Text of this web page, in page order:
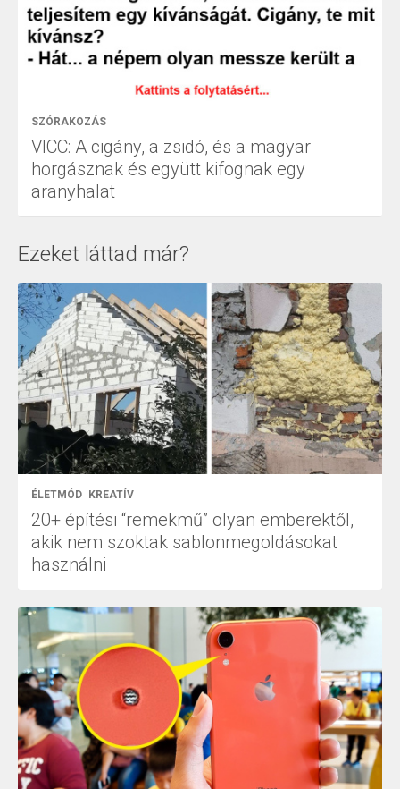
SZÓRAKOZÁS
VICC: A cigány, a zsidó, és a magyar
horgásznak és együtt kifognak egy
aranyhalat
Ezeket láttad már?
ÉLETMÓD KREATÍV
20+ építési “remekmű” olyan emberektől,
akik nem szoktak sablonmegoldásokat
használni